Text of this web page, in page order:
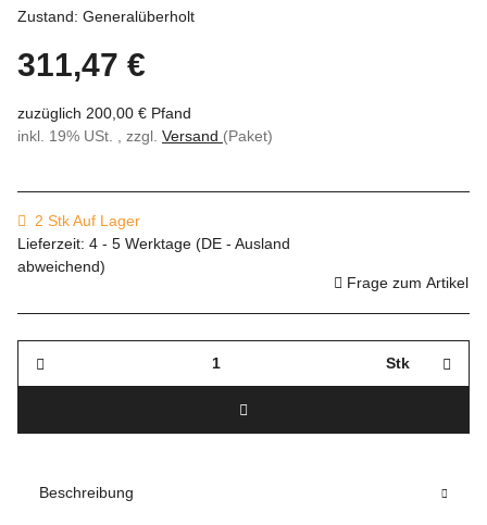
Zustand: Generalüberholt
311,47 €
zuzüglich 200,00 € Pfand
inkl. 19% USt. , zzgl. Versand (Paket)
2 Stk Auf Lager
Lieferzeit: 4 - 5 Werktage (DE - Ausland
abweichend)
Frage zum Artikel
Stk
Beschreibung